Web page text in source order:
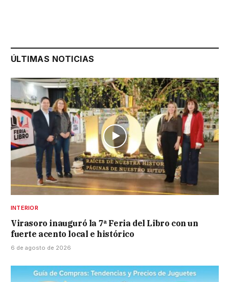
ÚLTIMAS NOTICIAS
INTERIOR
Virasoro inauguró la 7ª Feria del Libro con un
fuerte acento local e histórico
6 de agosto de 2026